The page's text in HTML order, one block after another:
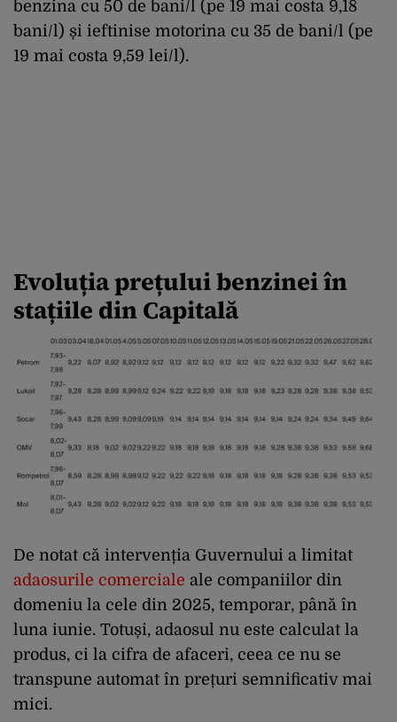
benzina cu 50 de bani/l (pe 19 mai costa 9,18
bani/l) și ieftinise motorina cu 35 de bani/l (pe
19 mai costa 9,59 lei/l).
Evoluția prețului benzinei în
stațiile din Capitală
De notat că intervenția Guvernului a limitat
adaosurile comerciale ale companiilor din
domeniu la cele din 2025, temporar, până în
luna iunie. Totuși, adaosul nu este calculat la
produs, ci la cifra de afaceri, ceea ce nu se
transpune automat în prețuri semnificativ mai
mici.